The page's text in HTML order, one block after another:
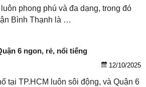
phong phú và đa dạng, trong đó
Bình Thạnh là …
6 ngon, rẻ, nổi tiếng
12/10/2025
tại TP.HCM luôn sôi động, và Quận 6